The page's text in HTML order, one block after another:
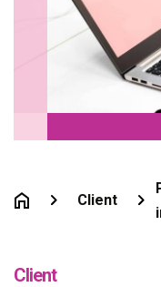
Client
Client